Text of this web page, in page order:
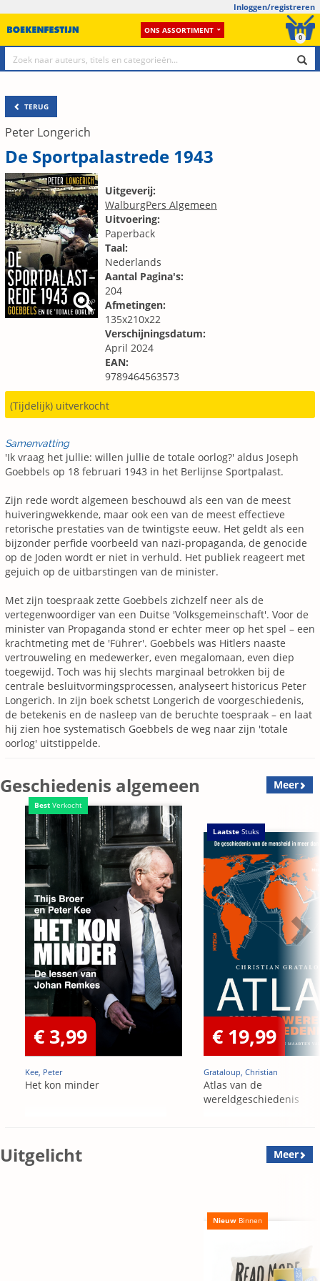
Inloggen/registreren
ONS ASSORTIMENT
0
TERUG
Peter Longerich
De Sportpalastrede 1943
Uitgeverij:
WalburgPers Algemeen
Uitvoering:
Paperback
Taal:
Nederlands
Aantal Pagina's:
204
Afmetingen:
135x210x22
Verschijningsdatum:
April 2024
EAN:
9789464563573
(Tijdelijk) uitverkocht
Samenvatting
'Ik vraag het jullie: willen jullie de totale oorlog?' aldus Joseph
Goebbels op 18 februari 1943 in het Berlijnse Sportpalast.
Zijn rede wordt algemeen beschouwd als een van de meest
huiveringwekkende, maar ook een van de meest effectieve
retorische prestaties van de twintigste eeuw. Het geldt als een
bijzonder perfide voorbeeld van nazi-propaganda, de genocide
op de Joden wordt er niet in verhuld. Het publiek reageert met
gejuich op de uitbarstingen van de minister.
Met zijn toespraak zette Goebbels zichzelf neer als de
vertegenwoordiger van een Duitse 'Volksgemeinschaft'. Voor de
minister van Propaganda stond er echter meer op het spel – een
krachtmeting met de 'Führer'. Goebbels was Hitlers naaste
vertrouweling en medewerker, even megalomaan, even diep
toegewijd. Toch was hij slechts marginaal betrokken bij de
centrale besluitvormingsprocessen, analyseert historicus Peter
Longerich. In zijn boek schetst Longerich de voorgeschiedenis,
de betekenis en de nasleep van de beruchte toespraak – en laat
hij zien hoe systematisch Goebbels de weg naar zijn 'totale
oorlog' uitstippelde.
Geschiedenis algemeen Meer
Best Verkocht
€ 3,99
Kee, Peter
Het kon minder
Laatste Stuks
€ 19,99
Grataloup, Christian
Atlas van de
wereldgeschiedenis
Uitgelicht Meer
Nieuw Binnen